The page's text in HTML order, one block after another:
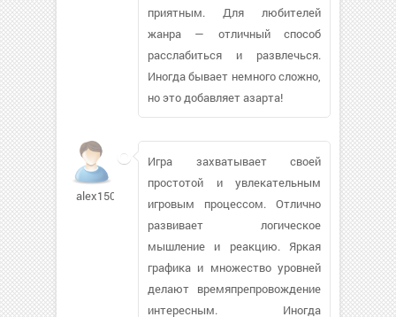
приятным. Для любителей
жанра — отличный способ
расслабиться и развлечься.
Иногда бывает немного сложно,
но это добавляет азарта!
alex150971
Игра захватывает своей
простотой и увлекательным
игровым процессом. Отлично
развивает логическое
мышление и реакцию. Яркая
графика и множество уровней
делают времяпрепровождение
интересным. Иногда